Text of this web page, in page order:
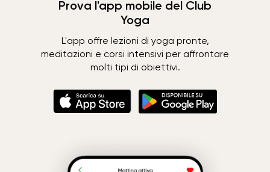
Prova l'app mobile del Club
Yoga
L'app offre lezioni di yoga pronte,
meditazioni e corsi intensivi per affrontare
molti tipi di obiettivi.